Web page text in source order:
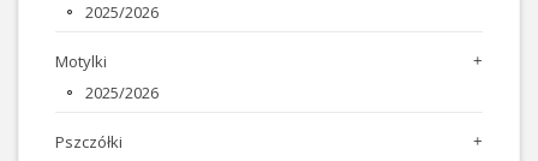
2025/2026
Motylki
2025/2026
Pszczółki